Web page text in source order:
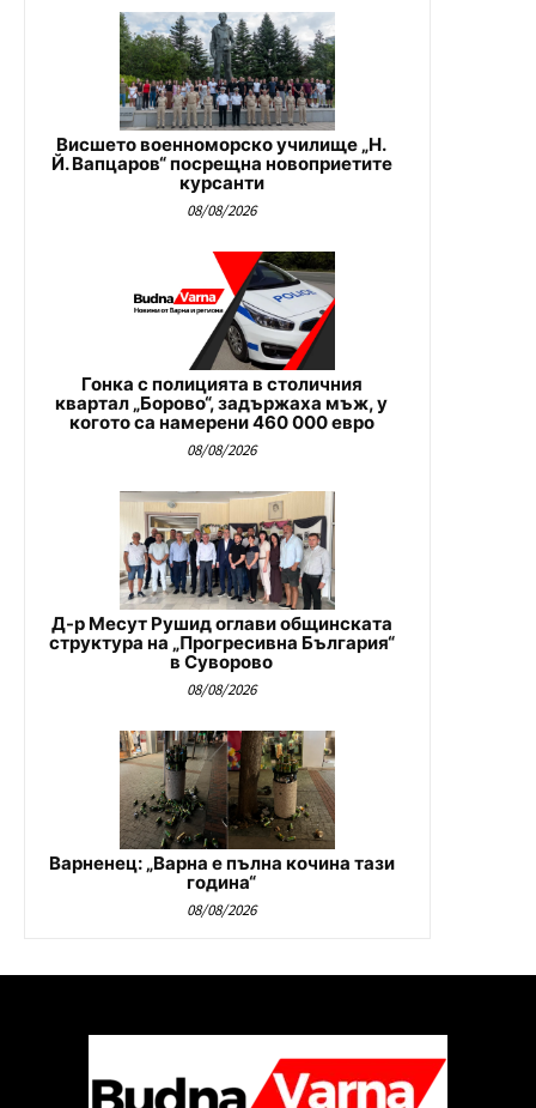
Висшето военноморско училище „Н.
Й. Вапцаров“ посрещна новоприетите
курсанти
08/08/2026
Гонка с полицията в столичния
квартал „Борово“, задържаха мъж, у
когото са намерени 460 000 евро
08/08/2026
Д-р Месут Рушид оглави общинската
структура на „Прогресивна България“
в Суворово
08/08/2026
Варненец: „Варна е пълна кочина тази
година“
08/08/2026